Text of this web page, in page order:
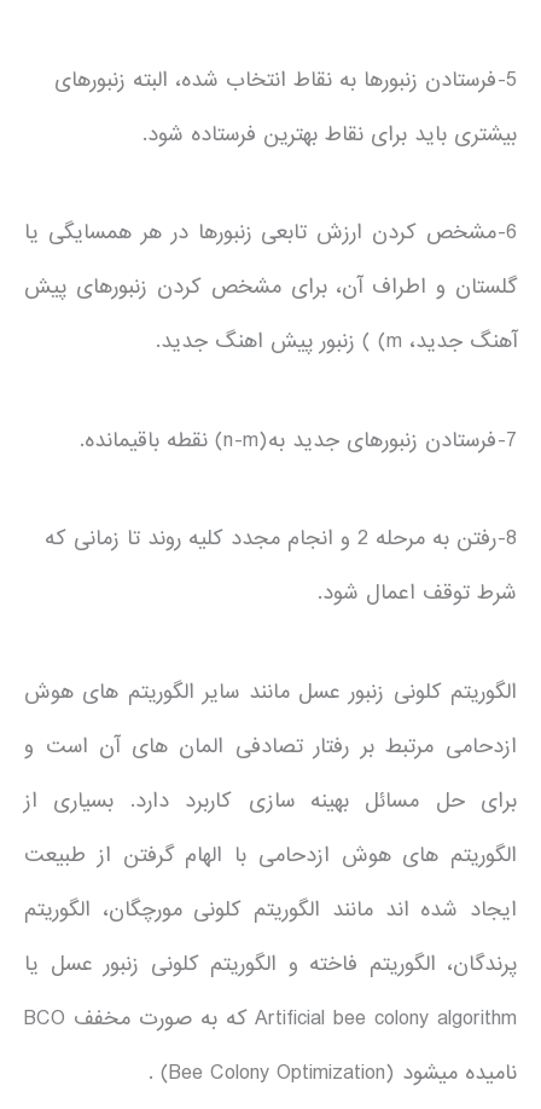
5-فرستادن زنبورها به نقاط انتخاب شده، البته زنبورهای
بیشتری باید برای نقاط بهترین فرستاده شود.
6-مشخص کردن ارزش تابعی زنبورها در هر همسایگی یا
گلستان و اطراف آن، برای مشخص کردن زنبورهای پیش
آهنگ جدید، m) ) زنبور پیش اهنگ جدید.
7-فرستادن زنبورهای جدید به(n-m) نقطه باقیمانده.
8-رفتن به مرحله 2 و انجام مجدد کلیه روند تا زمانی که
شرط توقف اعمال شود.
الگوریتم کلونی زنبور عسل مانند سایر الگوریتم های هوش
ازدحامی مرتبط بر رفتار تصادفی المان های آن است و
برای حل مسائل بهینه سازی کاربرد دارد. بسیاری از
الگوریتم های هوش ازدحامی با الهام گرفتن از طبیعت
ایجاد شده اند مانند الگوریتم کلونی مورچگان، الگوریتم
پرندگان، الگوریتم فاخته و الگوریتم کلونی زنبور عسل یا
Artificial bee colony algorithm که به صورت مخفف BCO
نامیده میشود (Bee Colony Optimization) .